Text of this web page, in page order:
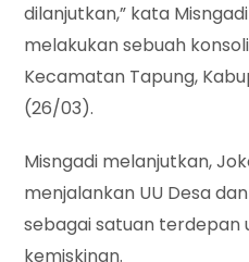
dilanjutkan,” kata
melakukan sebuah
Kecamatan Tapung,
(26/03).
Misngadi melanjutkan,
menjalankan UU Desa
sebagai satuan terdepan
kemiskinan.